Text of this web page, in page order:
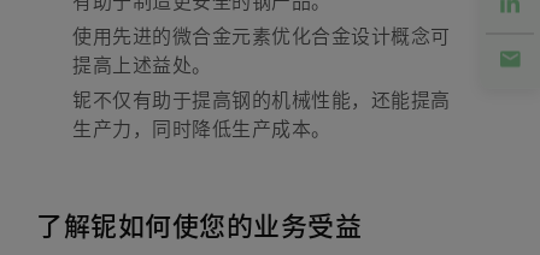
使用先进的微合金元素优化合金设计概念可
提高上述益处。
铌不仅有助于提高钢的机械性能，还能提高
生产力，同时降低生产成本。
了解铌如何使您的业务受益